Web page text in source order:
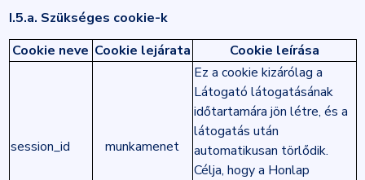
I.5.a. Szükséges cookie-k
Cookie neve Cookie lejárata Cookie leírása
session_id munkamenet
Ez a cookie kizárólag a
Látogató látogatásának
időtartamára jön létre, és a
látogatás után
automatikusan törlődik.
Célja, hogy a Honlap